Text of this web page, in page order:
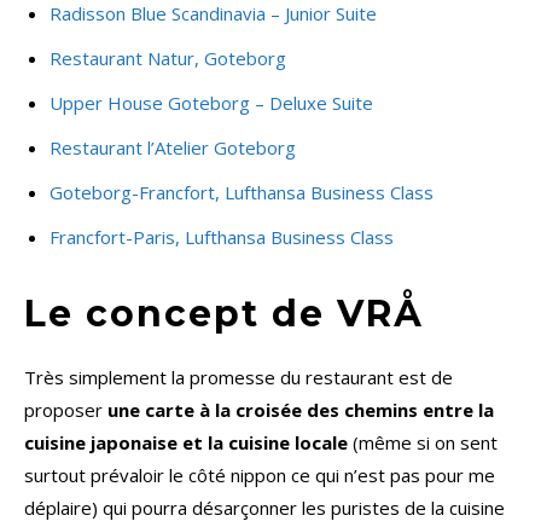
Radisson Blue Scandinavia – Junior Suite
Restaurant Natur, Goteborg
Upper House Goteborg – Deluxe Suite
Restaurant l’Atelier Goteborg
Goteborg-Francfort, Lufthansa Business Class
Francfort-Paris, Lufthansa Business Class
Le concept de VRÅ
Très simplement la promesse du restaurant est de
proposer une carte à la croisée des chemins entre la
cuisine japonaise et la cuisine locale (même si on sent
surtout prévaloir le côté nippon ce qui n’est pas pour me
déplaire) qui pourra désarçonner les puristes de la cuisine